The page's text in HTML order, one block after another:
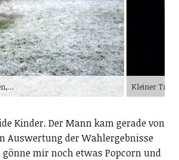
Kleiner
Kinder. Der Mann kam gerade von
Auswertung der Wahlergebnisse
gönne mir noch etwas Popcorn und